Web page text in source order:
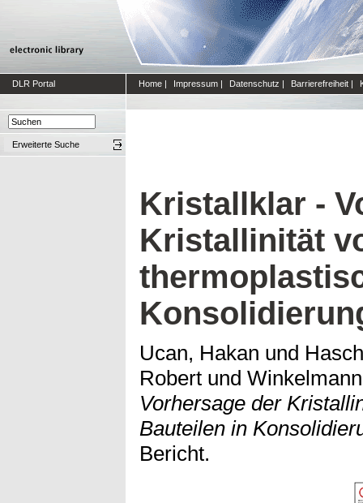
DLR Portal Home | Impressum | Datenschutz | Barrierefreiheit |
Erweiterte Suche
Kristallklar -
Kristallinität
Ucan, Hakan und
Robert und
Vorhersage der
Bauteilen in
Bericht.